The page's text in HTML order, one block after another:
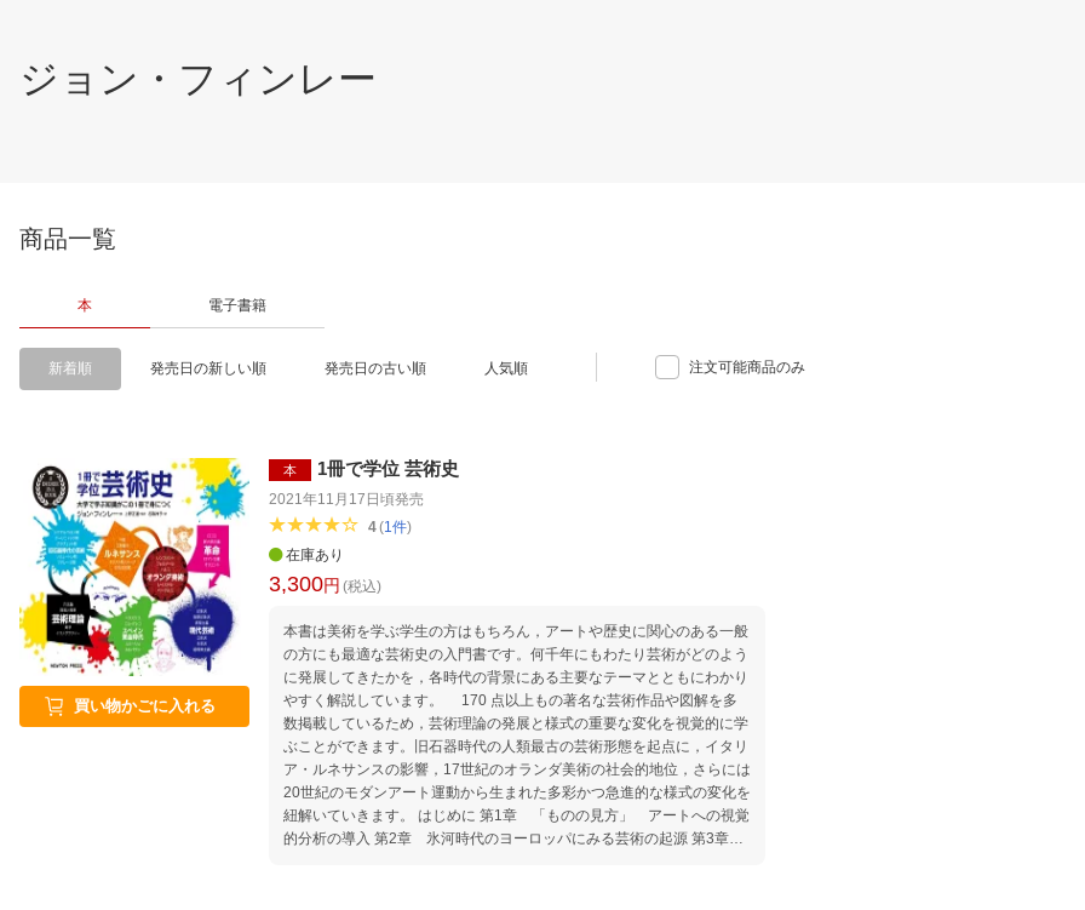
ジョン・フィンレー
商品一覧
本 電子書籍
新着順 発売日の新しい順 発売日の古い順 人気順 注文可能商品のみ
買い物かごに入れる
本 1冊で学位 芸術史
2021年11月17日頃発売
4(1 件)
在庫あり
3,300円 (税込)
本書は美術を学ぶ学生の方はもちろん，アートや歴史に関心のある一般
の方にも最適な芸術史の入門書です。何千年にもわたり芸術がどのよう
に発展してきたかを，各時代の背景にある主要なテーマとともにわかり
やすく解説しています。 170 点以上もの著名な芸術作品や図解を多
数掲載しているため，芸術理論の発展と様式の重要な変化を視覚的に学
ぶことができます。旧石器時代の人類最古の芸術形態を起点に，イタリ
ア・ルネサンスの影響，17世紀のオランダ美術の社会的地位，さらには
20世紀のモダンアート運動から生まれた多彩かつ急進的な様式の変化を
紐解いていきます。 はじめに 第1章 「ものの見方」 アートへの視覚
的分析の導入 第2章 氷河時代のヨーロッパにみる芸術の起源 第3章